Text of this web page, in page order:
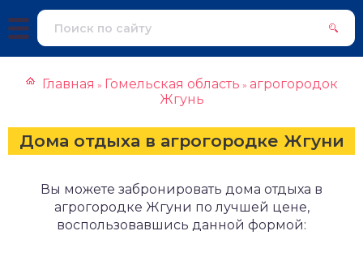
Главная » Гомельская область » агрогородок
Жгунь
Дома отдыха в агрогородке Жгуни
Вы можете забронировать дома отдыха в
агрогородке Жгуни по лучшей цене,
воспользовавшись данной формой: